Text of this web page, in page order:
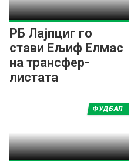
РБ Лајпциг го
стави Ељиф Елмас
на трансфер-
листата
ФУДБАЛ